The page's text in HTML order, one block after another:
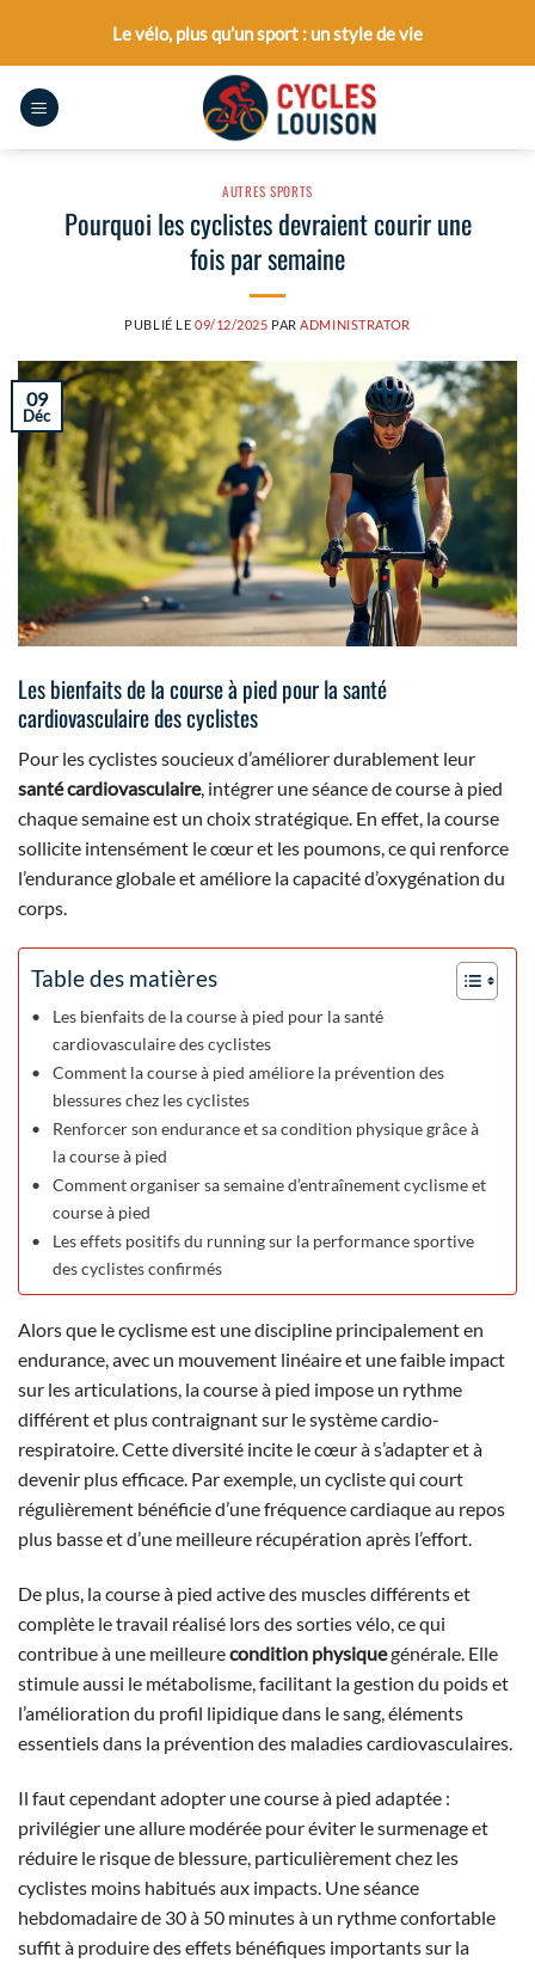
contenu
Le vélo, plus qu’un sport : un style de vie
AUTRES SPORTS
Pourquoi les cyclistes devraient courir une
fois par semaine
PUBLIÉ LE 09/12/2025 PAR ADMINISTRATOR
09
Déc
Les bienfaits de la course à pied pour la santé
cardiovasculaire des cyclistes
Pour les cyclistes soucieux d’améliorer durablement leur
santé cardiovasculaire, intégrer une séance de course à pied
chaque semaine est un choix stratégique. En effet, la course
sollicite intensément le cœur et les poumons, ce qui renforce
l’endurance globale et améliore la capacité d’oxygénation du
corps.
Table des matières
Les bienfaits de la course à pied pour la santé
cardiovasculaire des cyclistes
Comment la course à pied améliore la prévention des
blessures chez les cyclistes
Renforcer son endurance et sa condition physique grâce à
la course à pied
Comment organiser sa semaine d’entraînement cyclisme et
course à pied
Les effets positifs du running sur la performance sportive
des cyclistes confirmés
Alors que le cyclisme est une discipline principalement en
endurance, avec un mouvement linéaire et une faible impact
sur les articulations, la course à pied impose un rythme
différent et plus contraignant sur le système cardio-
respiratoire. Cette diversité incite le cœur à s’adapter et à
devenir plus efficace. Par exemple, un cycliste qui court
régulièrement bénéficie d’une fréquence cardiaque au repos
plus basse et d’une meilleure récupération après l’effort.
De plus, la course à pied active des muscles différents et
complète le travail réalisé lors des sorties vélo, ce qui
contribue à une meilleurecondition physiquegénérale. Elle
stimule aussi le métabolisme, facilitant la gestion du poids et
l’amélioration du profil lipidique dans le sang, éléments
essentiels dans la prévention des maladies cardiovasculaires.
Il faut cependant adopter une course à pied adaptée :
privilégier une allure modérée pour éviter le surmenage et
réduire le risque de blessure, particulièrement chez les
cyclistes moins habitués aux impacts. Une séance
hebdomadaire de 30 à 50 minutes à un rythme confortable
suffit à produire des effets bénéfiques importants sur la